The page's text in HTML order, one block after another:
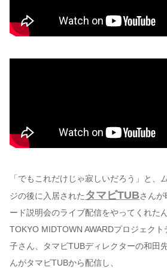
「でもこれだけじゃ寂しいだろう」と、
ジの後に入居された タマビTUBさん
ード説明会のライブ配信をやってくれた
TOKYO MIDTOWN AWARDプロジェクト
子さん、タマビTUBディレクターの和田
んがタマビTUBから配信し、